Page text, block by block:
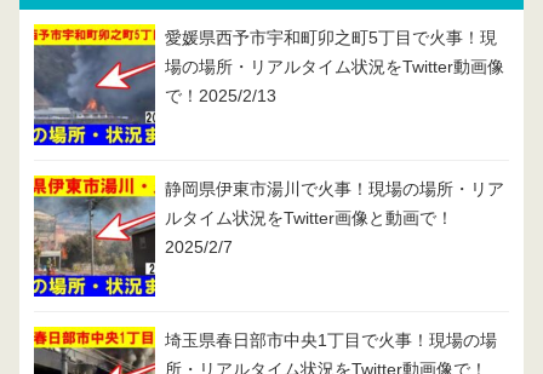
愛媛県西予市宇和町卯之町5丁目で火事！現
場の場所・リアルタイム状況をTwitter動画像
で！2025/2/13
静岡県伊東市湯川で火事！現場の場所・リア
ルタイム状況をTwitter画像と動画で！
2025/2/7
埼玉県春日部市中央1丁目で火事！現場の場
所・リアルタイム状況をTwitter動画像で！